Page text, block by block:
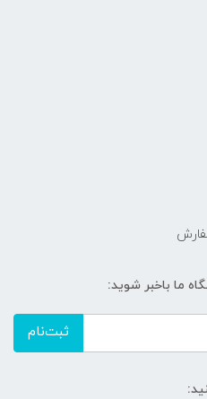
ما باخبر شوید:
ثبت‌نام